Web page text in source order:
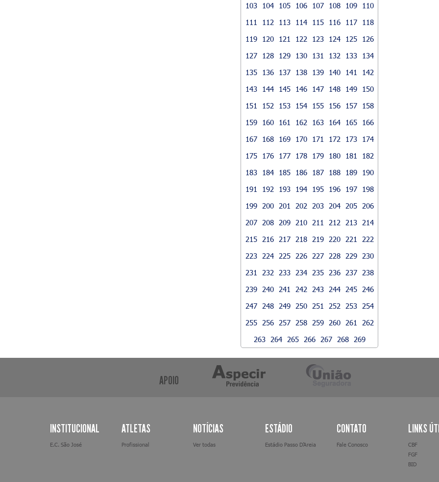
103
104 105 106 107 108 109
110
111
112 113 114 115 116 117
118
119
120 121 122 123 124 125
126
127
128 129 130 131 132 133
134
135
136 137 138 139 140 141
142
143
144 145 146 147 148 149
150
151
152 153 154 155 156 157
158
159
160 161 162 163 164 165
166
167
168 169 170 171 172 173
174
175
176 177 178 179 180 181
182
183
184 185 186 187 188 189
190
191
192 193 194 195 196 197
198
199
200 201 202 203 204 205
206
207
208 209 210 211 212 213
214
215
216 217 218 219 220 221
222
223
224 225 226 227 228 229
230
231
232 233 234 235 236 237
238
239
240 241 242 243 244 245
246
247
248 249 250 251 252 253
254
255
256 257 258 259 260 261
262
263
264 265 266 267 268 269
APOIO
INSTITUCIONAL
E.C. São José
ATLETAS
Profissional
NOTÍCIAS
Ver todas
ESTÁDIO
Estádio Passo D’Areia
CONTATO
Fale Conosco
LINKS
CBF
FGF
BID